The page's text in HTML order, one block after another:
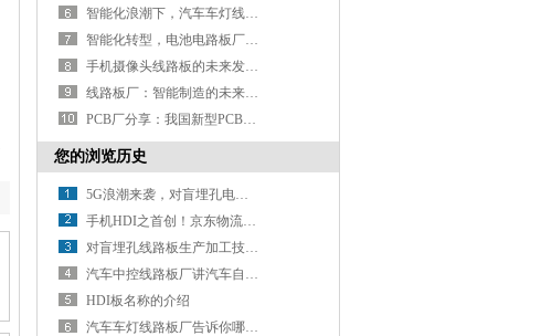
智能化浪潮下，汽车车灯线路怎样实现精准控制与智能交互？
智能化转型，电池电路板厂如何破局？
手机摄像头线路板的未来发展方向在哪？
线路板厂：智能制造的未来之路
PCB厂分享：我国新型PCB产业分析
您的浏览历史
5G浪潮来袭，对盲埋孔电路板智能家居的影响有多大？
手机HDI之首创！京东物流在上海嘉定建设5G智能物流示范园区
对盲埋孔线路板生产加工技术发展的几点看法
汽车中控线路板厂讲汽车自带的4大“故障”？
HDI板名称的介绍
汽车车灯线路板厂告诉你哪些车灯适合升级led灯？